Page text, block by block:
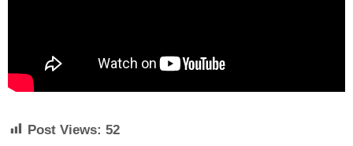
Post Views: 52